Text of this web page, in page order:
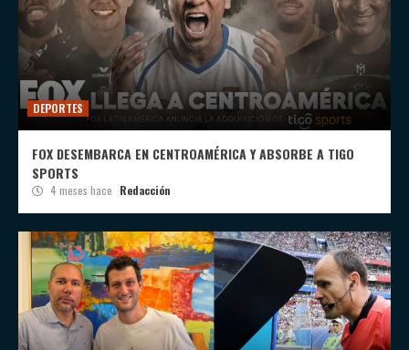
DEPORTES
FOX DESEMBARCA EN CENTROAMÉRICA Y ABSORBE A TIGO
SPORTS
4 meses hace Redacción